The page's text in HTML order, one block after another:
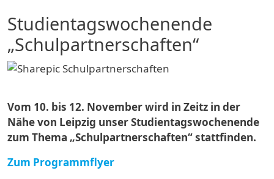
Studientagswochenende
„Schulpartnerschaften“
Vom 10. bis 12. November wird in Zeitz in der
Nähe von Leipzig unser Studientagswochenende
zum Thema „Schulpartnerschaften“ stattfinden.
Zum Programmflyer